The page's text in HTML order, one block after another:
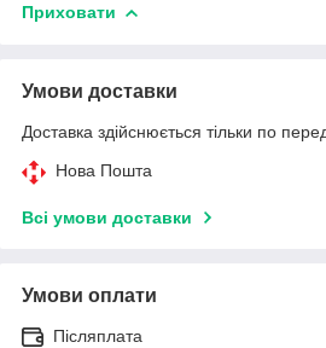
Приховати
Умови доставки
Доставка здійснюється тільки по
Нова Пошта
Всі умови доставки
Умови оплати
Післяплата